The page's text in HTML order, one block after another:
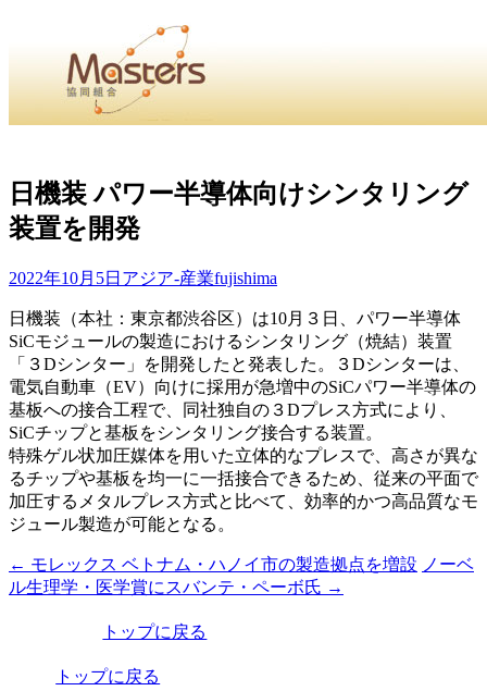
せ・
・Home・ ・理 念・ ・沿 革・ ・組織図・ ・会
協同組合Masters／
国土交通省・経済産業省・農林水産省・厚生労働省 認可
Masters組合員ログイン
日機装 パワー半導体向けシンタリング
装置を開発
2022年10月5日 アジア-産業fujishima
日機装（本社：東京都渋谷区）は10月３日、パワー半導体
SiCモジュールの製造におけるシンタリング（焼結）装置
「３Dシンター」を開発したと発表した。３Dシンターは、
電気自動車（EV）向けに採用が急増中のSiCパワー半導体の
基板への接合工程で、同社独自の３Dプレス方式により、
SiCチップと基板をシンタリング接合する装置。
特殊ゲル状加圧媒体を用いた立体的なプレスで、高さが異な
るチップや基板を均一に一括接合できるため、従来の平面で
加圧するメタルプレス方式と比べて、効率的かつ高品質なモ
ジュール製造が可能となる。
投
稿
← モレックス ベトナム・ハノイ市の製造拠点を増設 ノーベ
ル生理学・医学賞にスバンテ・ペーボ氏 →
トップに戻る
トップに戻る